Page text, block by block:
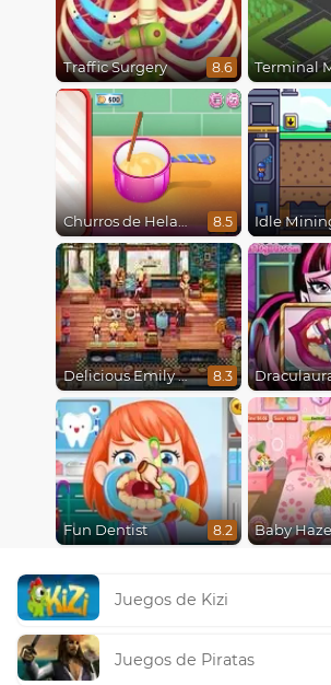
Traffic Surgery 8.6
Churros de Helado 8.5
Delicious Emily New Beginning 8.3
Fun Dentist 8.2
Juegos de Kizi
Juegos de Piratas